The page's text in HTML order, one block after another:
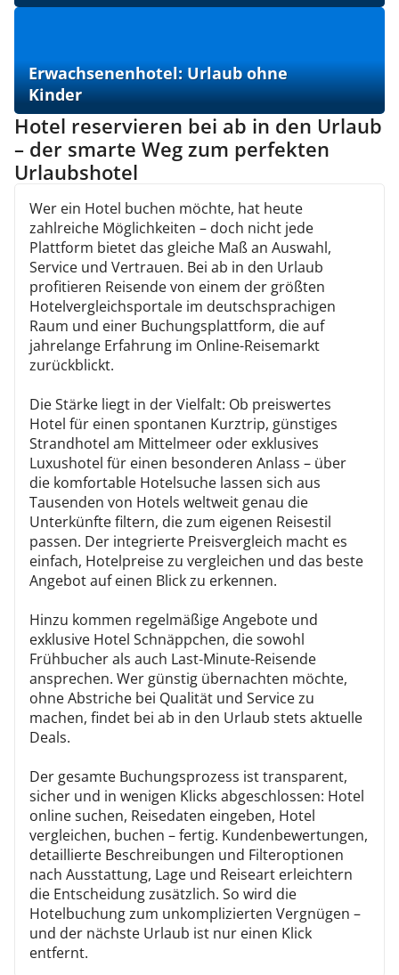
Erwachsenenhotel: Urlaub ohne
Kinder
Hotel reservieren bei ab in den Urlaub
– der smarte Weg zum perfekten
Urlaubshotel
Wer ein Hotel buchen möchte, hat heute
zahlreiche Möglichkeiten – doch nicht jede
Plattform bietet das gleiche Maß an Auswahl,
Service und Vertrauen. Bei ab in den Urlaub
profitieren Reisende von einem der größten
Hotelvergleichsportale im deutschsprachigen
Raum und einer Buchungsplattform, die auf
jahrelange Erfahrung im Online-Reisemarkt
zurückblickt.
Die Stärke liegt in der Vielfalt: Ob preiswertes
Hotel für einen spontanen Kurztrip, günstiges
Strandhotel am Mittelmeer oder exklusives
Luxushotel für einen besonderen Anlass – über
die komfortable Hotelsuche lassen sich aus
Tausenden von Hotels weltweit genau die
Unterkünfte filtern, die zum eigenen Reisestil
passen. Der integrierte Preisvergleich macht es
einfach, Hotelpreise zu vergleichen und das beste
Angebot auf einen Blick zu erkennen.
Hinzu kommen regelmäßige Angebote und
exklusive Hotel Schnäppchen, die sowohl
Frühbucher als auch Last-Minute-Reisende
ansprechen. Wer günstig übernachten möchte,
ohne Abstriche bei Qualität und Service zu
machen, findet bei ab in den Urlaub stets aktuelle
Deals.
Der gesamte Buchungsprozess ist transparent,
sicher und in wenigen Klicks abgeschlossen: Hotel
online suchen, Reisedaten eingeben, Hotel
vergleichen, buchen – fertig. Kundenbewertungen,
detaillierte Beschreibungen und Filteroptionen
nach Ausstattung, Lage und Reiseart erleichtern
die Entscheidung zusätzlich. So wird die
Hotelbuchung zum unkomplizierten Vergnügen –
und der nächste Urlaub ist nur einen Klick
entfernt.